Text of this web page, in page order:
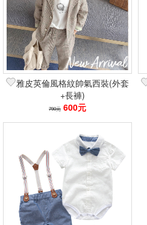
雅皮英倫風格紋帥氣西裝(外套
+長褲)
790元 600元